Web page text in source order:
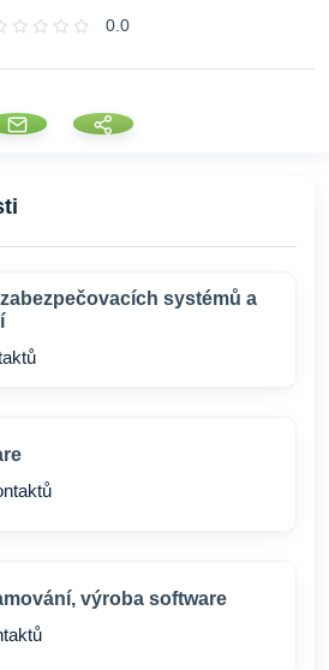
0.0
systémů a
výroba software